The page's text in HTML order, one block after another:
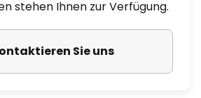
stehen Ihnen zur Verfügung.
Sie uns